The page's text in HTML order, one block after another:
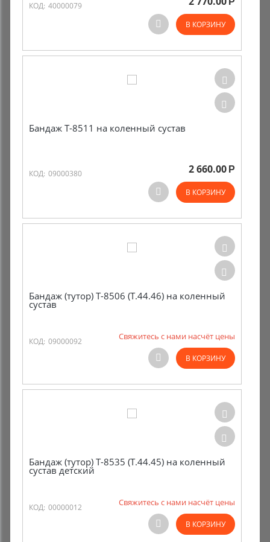
КОД: 40000079
В КОРЗИНУ
Бандаж Т-8511 на коленный сустав
КОД: 09000380 2 660.00 Р
В КОРЗИНУ
Бандаж (тутор) Т-8506 (Т.44.46) на коленный
сустав
КОД: 09000092 Свяжитесь с нами насчёт цены
В КОРЗИНУ
Бандаж (тутор) Т-8535 (Т.44.45) на коленный
сустав детский
КОД: 00000012 Свяжитесь с нами насчёт цены
В КОРЗИНУ